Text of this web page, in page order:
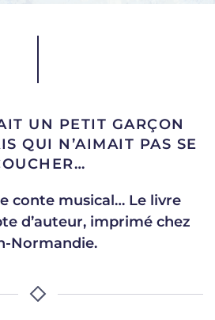
UN PETIT GARÇON
QUI N’AIMAIT PAS SE
conte musical… Le livre
d’auteur, imprimé chez
Normandie.